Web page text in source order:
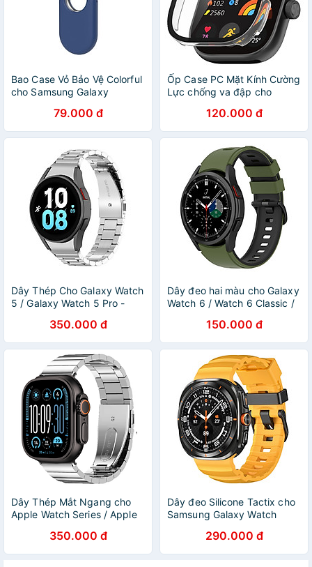
Bao Case Vỏ Bảo Vệ Colorful
cho Samsung Galaxy
79.000 đ
Ốp Case PC Mặt Kính Cường
Lực chống va đập cho
Hàng Chính Hãng
120.000 đ
Dây Thép Cho Galaxy Watch
5 / Galaxy Watch 5 Pro -
350.000 đ
Dây đeo hai màu cho Galaxy
Watch 6 / Watch 6 Classic /
4 Classic Size 20mm - Hàng
Nhập Khẩu
150.000 đ
Dây Thép Mắt Ngang cho
Apple Watch Series / Apple
40/41/42mm &
44/45/46/49mm - Hàng
350.000 đ
Dây đeo Silicone Tactix cho
Samsung Galaxy Watch
290.000 đ